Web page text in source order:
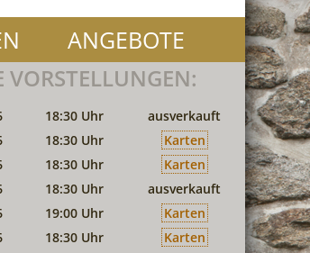
ANGEBOTE
18:30 Uhr
ausverkauft
18:30 Uhr
Karten
18:30 Uhr
Karten
18:30 Uhr
ausverkauft
19:00 Uhr
Karten
18:30 Uhr Karten